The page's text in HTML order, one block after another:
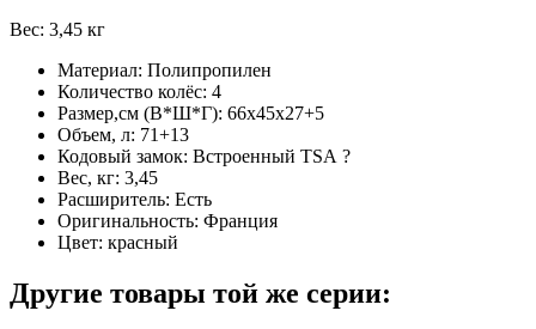
Вес: 3,45 кг
Материал: Полипропилен
Количество колёс: 4
Размер,см (В*Ш*Г): 66х45х27+5
Объем, л: 71+13
Кодовый замок: Встроенный TSA ?
Вес, кг: 3,45
Расширитель: Есть
Оригинальность: Франция
Цвет: красный
Другие товары той же серии: